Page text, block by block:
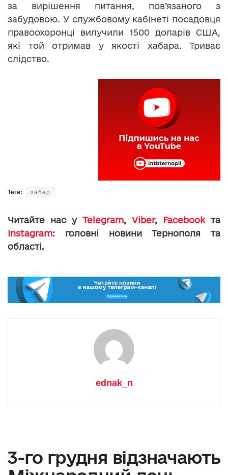
за вирішення питання, пов’язаного з
забудовою. У службовому кабінеті посадовця
правоохоронці вилучили 1500 доларів США,
які той отримав у якості хабара. Триває
слідство.
Теги: хабар
Читайте нас у Telegram, Viber, Facebookта
Instagram: головні новини Тернополя та
області.
ednak_n
3-го грудня відзначають